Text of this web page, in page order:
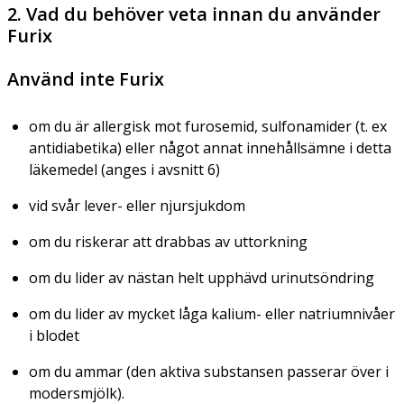
2. Vad du behöver veta innan du använder
Furix
Använd inte Furix
om du är allergisk mot furosemid, sulfonamider (t. ex
antidiabetika) eller något annat innehållsämne i detta
läkemedel (anges i avsnitt 6)
vid svår lever- eller njursjukdom
om du riskerar att drabbas av uttorkning
om du lider av nästan helt upphävd urinutsöndring
om du lider av mycket låga kalium- eller natriumnivåer
i blodet
om du ammar (den aktiva substansen passerar över i
modersmjölk).